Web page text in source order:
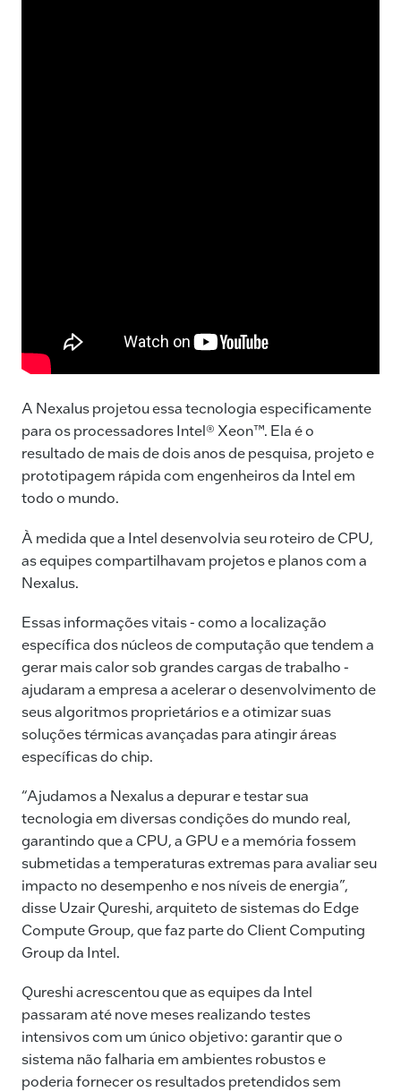
A Nexalus projetou essa tecnologia especificamente
para os processadores Intel® Xeon™. Ela é o
resultado de mais de dois anos de pesquisa, projeto e
prototipagem rápida com engenheiros da Intel em
todo o mundo.
À medida que a Intel desenvolvia seu roteiro de CPU,
as equipes compartilhavam projetos e planos com a
Nexalus.
Essas informações vitais - como a localização
específica dos núcleos de computação que tendem a
gerar mais calor sob grandes cargas de trabalho -
ajudaram a empresa a acelerar o desenvolvimento de
seus algoritmos proprietários e a otimizar suas
soluções térmicas avançadas para atingir áreas
específicas do chip.
“Ajudamos a Nexalus a depurar e testar sua
tecnologia em diversas condições do mundo real,
garantindo que a CPU, a GPU e a memória fossem
submetidas a temperaturas extremas para avaliar seu
impacto no desempenho e nos níveis de energia”,
disse Uzair Qureshi, arquiteto de sistemas do Edge
Compute Group, que faz parte do Client Computing
Group da Intel.
Qureshi acrescentou que as equipes da Intel
passaram até nove meses realizando testes
intensivos com um único objetivo: garantir que o
sistema não falharia em ambientes robustos e
poderia fornecer os resultados pretendidos sem